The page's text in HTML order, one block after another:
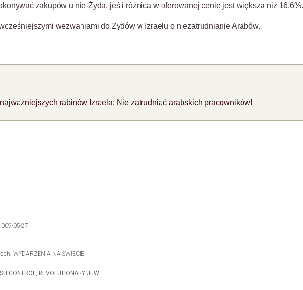
zakupów u nie-Żyda, jeśli różnica w oferowanej cenie jest większa niż 16,6%.
wezwaniami do Żydów w Izraelu o niezatrudnianie Arabów.
rabinów Izraela: Nie zatrudniać arabskich pracowników!
05-27
WYDARZENIA NA ŚWIECIE
CONTROL, REVOLUTIONARY JEW